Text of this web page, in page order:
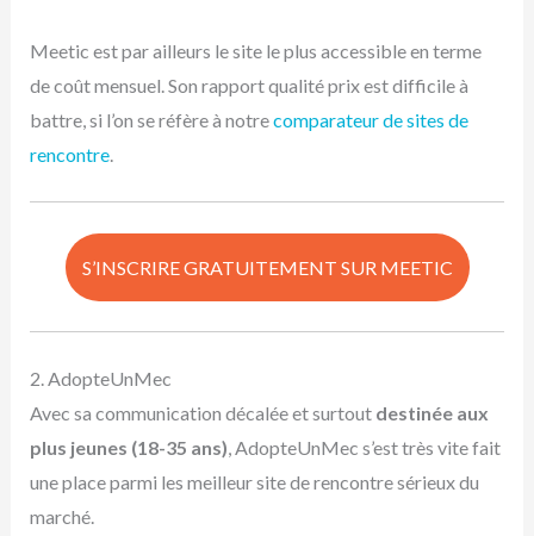
Meetic est par ailleurs le site le plus accessible en terme
de coût mensuel. Son rapport qualité prix est difficile à
battre, si l’on se réfère à notrecomparateur de sites de
rencontre.
S’INSCRIRE GRATUITEMENT SUR MEETIC
2. AdopteUnMec
Avec sa communication décalée et surtout destinée aux
plus jeunes (18-35 ans), AdopteUnMec s’est très vite fait
une place parmi les meilleur site de rencontre sérieux du
marché.